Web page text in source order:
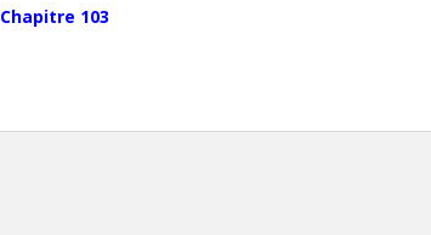
Chapitre 103